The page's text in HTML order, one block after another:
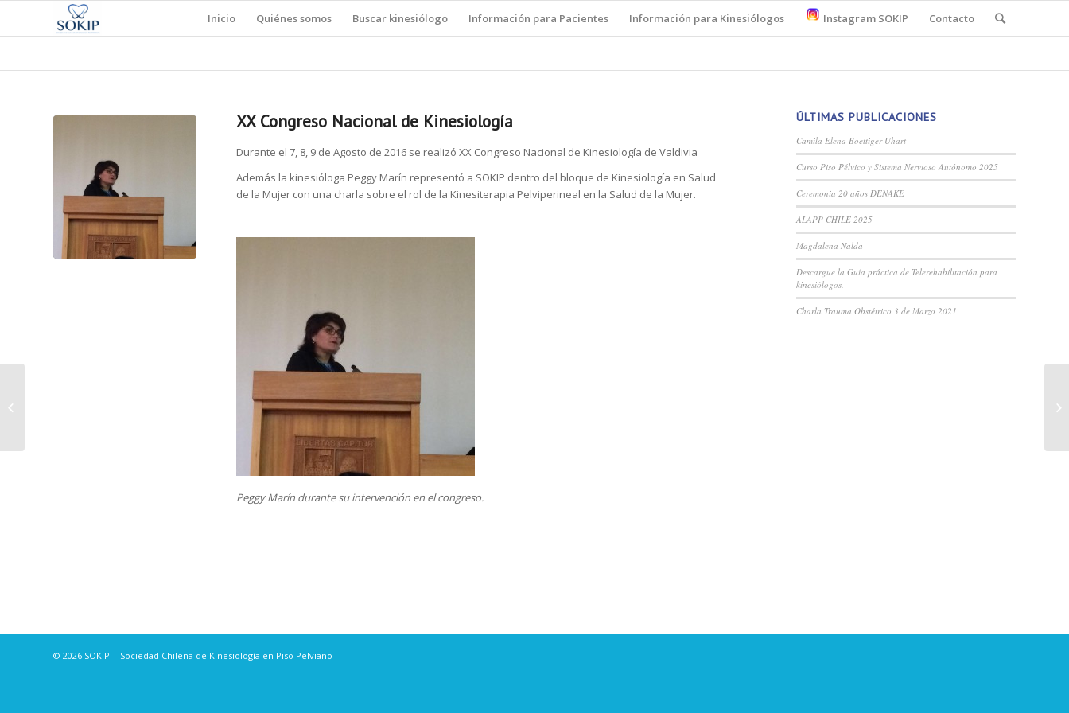
Inicio Quiénes somos Buscar kinesiólogo Información para Pacientes Información para Kinesiólogos Instagram SOKIP Contacto
XX Congreso Nacional de Kinesiología
Durante el 7, 8, 9 de Agosto de 2016 se realizó XX Congreso Nacional de Kinesiología de Valdivia
Además la kinesióloga Peggy Marín representó a SOKIP dentro del bloque de Kinesiología en Salud
de la Mujer con una charla sobre el rol de la Kinesiterapia Pelviperineal en la Salud de la Mujer.
Peggy Marín durante su intervención en el congreso.
ÚLTIMAS PUBLICACIONES
Camila Elena Boettiger Uhart
Curso Piso Pélvico y Sistema Nervioso Autónomo 2025
Ceremonia 20 años DENAKE
ALAPP CHILE 2025
Magdalena Nalda
Descargue la Guía práctica de Telerehabilitación para
kinesiólogos.
Charla Trauma Obstétrico 3 de Marzo 2021
© 2026 SOKIP | Sociedad Chilena de Kinesiología en Piso Pelviano -